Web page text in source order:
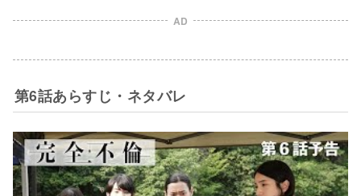
AD
第6話あらすじ・ネタバレ